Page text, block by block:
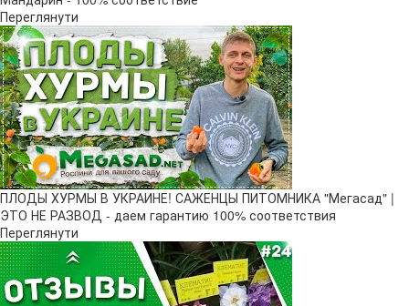
Переглянути
ПЛОДЫ ХУРМЫ В УКРАИНЕ! САЖЕНЦЫ ПИТОМНИКА "Мегасад" |
ЭТО НЕ РАЗВОД - даем гарантию 100% соответствия
Переглянути